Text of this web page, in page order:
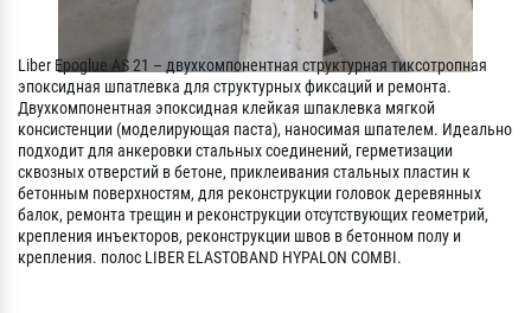
Liber Epoglue AS 21 – двухкомпонентная структурная тиксотропная
эпоксидная шпатлевка для структурных фиксаций и ремонта.
Двухкомпонентная эпоксидная клейкая шпаклевка мягкой
консистенции (моделирующая паста), наносимая шпателем. Идеально
подходит для анкеровки стальных соединений, герметизации
сквозных отверстий в бетоне, приклеивания стальных пластин к
бетонным поверхностям, для реконструкции головок деревянных
балок, ремонта трещин и реконструкции отсутствующих геометрий,
крепления инъекторов, реконструкции швов в бетонном полу и
крепления. полос LIBER ELASTOBAND HYPALON COMBI.